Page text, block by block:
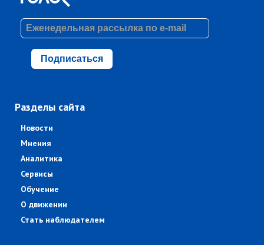
Подписаться
Разделы сайта
Новости
Мнения
Аналитика
Сервисы
Обучение
О движении
Стать наблюдателем